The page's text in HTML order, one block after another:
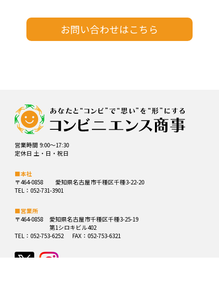
営業時間 9:00～17:30
定休日 土・日・祝日
■本社
〒464-0858
愛知県名古屋市千種区千種3-22-20
TEL：052-731-3901
■営業所
〒464-0858
愛知県名古屋市千種区千種3-25-19
第1シロキビル402
TEL：052-753-6252
FAX：052-753-6321